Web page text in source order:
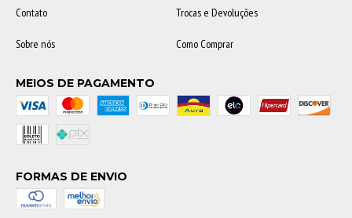
Contato Trocas e Devoluções
Sobre nós Como Comprar
MEIOS DE PAGAMENTO
FORMAS DE ENVIO